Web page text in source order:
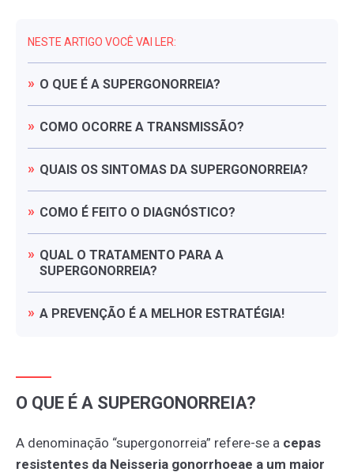
NESTE ARTIGO VOCÊ VAI LER:
O QUE É A SUPERGONORREIA?
COMO OCORRE A TRANSMISSÃO?
QUAIS OS SINTOMAS DA SUPERGONORREIA?
COMO É FEITO O DIAGNÓSTICO?
QUAL O TRATAMENTO PARA A
SUPERGONORREIA?
A PREVENÇÃO É A MELHOR ESTRATÉGIA!
O QUE É A SUPERGONORREIA?
A denominação “supergonorreia” refere-se a cepas
resistentes da Neisseria gonorrhoeae a um maior